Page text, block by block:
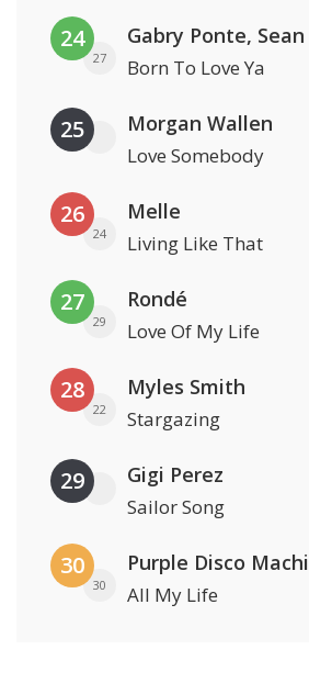
24
27 Born To Love Ya
25 Morgan Wallen
Love Somebody
26
24
Melle
Living Like That
27
29
Rondé
Love Of My Life
28
22
Myles Smith
Stargazing
29 Gigi Perez
Sailor Song
30
30 All My Life